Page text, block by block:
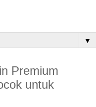
▼
Premium
untuk